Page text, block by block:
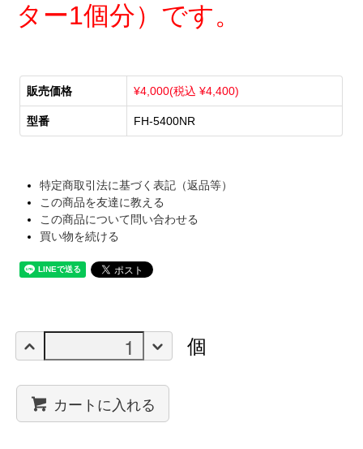
ター1個分）です。
販売価格 ¥4,000(税込 ¥4,400)
型番 FH-5400NR
特定商取引法に基づく表記（返品等）
この商品を友達に教える
この商品について問い合わせる
買い物を続ける
個
カートに入れる